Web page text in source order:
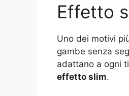
Effetto
Uno dei motivi
gambe senza
adattano a ogni
effetto slim.